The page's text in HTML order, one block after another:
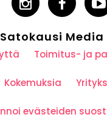
Satokausi Media
Toimitus- ja
Kokemuksia
evästeiden